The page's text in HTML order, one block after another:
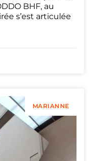
BHF, au
s’est articulée
MARIANNE